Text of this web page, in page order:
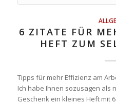
6 ZITATE FÜR
HEFT ZUM
Tipps für mehr Effizienz am
Ich habe Ihnen sozusagen als
Geschenk ein kleines Heft mit